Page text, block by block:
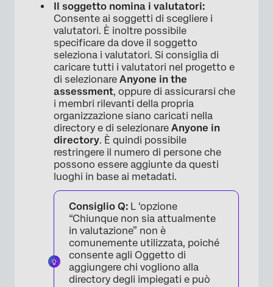
Il soggetto nomina i valutatori:
Consente ai soggetti di scegliere i
valutatori. È inoltre possibile
specificare da dove il soggetto
seleziona i valutatori. Si consiglia di
caricare tutti i valutatori nel progetto e
di selezionare Anyone in the
assessment, oppure di assicurarsi che
i membri rilevanti della propria
organizzazione siano caricati nella
directory e di selezionare Anyone in
directory. È quindi possibile
restringere il numero di persone che
possono essere aggiunte da questi
luoghi in base ai metadati.
Consiglio Q: L ‘opzione
“Chiunque non sia attualmente
in valutazione” non è
comunemente utilizzata, poiché
consente agli Oggetto di
aggiungere chi vogliono alla
directory degli impiegati e può